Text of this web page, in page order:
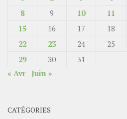
8
9 10 11
15
16 17 18
22
23 24 25
29
30
31
« Avr
Juin »
CATÉGORIES